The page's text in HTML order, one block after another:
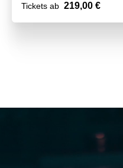
Tickets ab 219,00 €